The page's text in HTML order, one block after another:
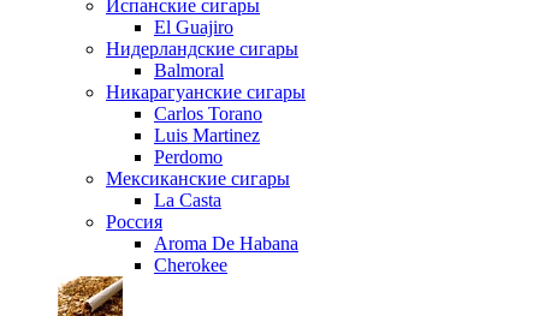
Испанские сигары
El Guajiro
Нидерландские сигары
Balmoral
Никарагуанские сигары
Carlos Torano
Luis Martinez
Perdomo
Мексиканские сигары
La Casta
Россия
Aroma De Habana
Cherokee